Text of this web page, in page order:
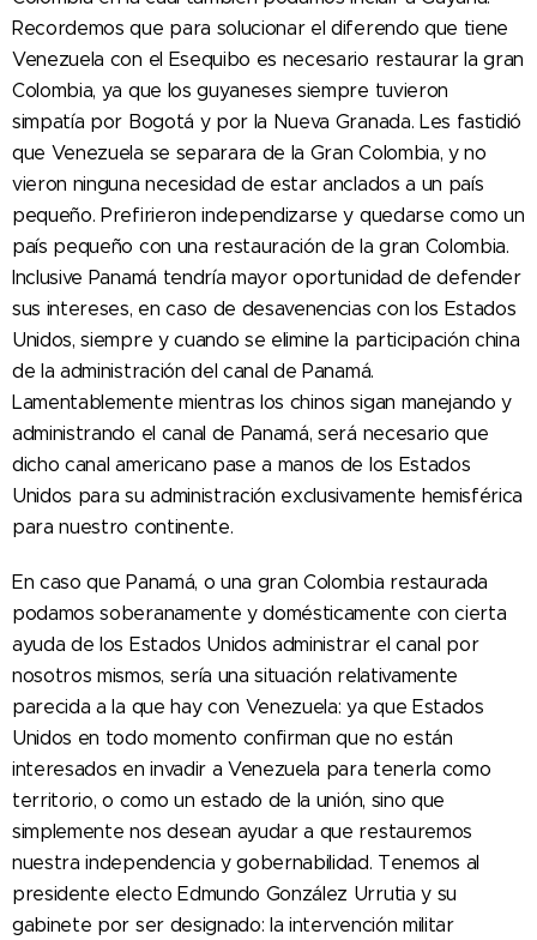
Recordemos que para solucionar el diferendo que tiene
Venezuela con el Esequibo es necesario restaurar la gran
Colombia, ya que los guyaneses siempre tuvieron
simpatía por Bogotá y por la Nueva Granada. Les fastidió
que Venezuela se separara de la Gran Colombia, y no
vieron ninguna necesidad de estar anclados a un país
pequeño. Prefirieron independizarse y quedarse como un
país pequeño con una restauración de la gran Colombia.
Inclusive Panamá tendría mayor oportunidad de defender
sus intereses, en caso de desavenencias con los Estados
Unidos, siempre y cuando se elimine la participación china
de la administración del canal de Panamá.
Lamentablemente mientras los chinos sigan manejando y
administrando el canal de Panamá, será necesario que
dicho canal americano pase a manos de los Estados
Unidos para su administración exclusivamente hemisférica
para nuestro continente.
En caso que Panamá, o una gran Colombia restaurada
podamos soberanamente y domésticamente con cierta
ayuda de los Estados Unidos administrar el canal por
nosotros mismos, sería una situación relativamente
parecida a la que hay con Venezuela: ya que Estados
Unidos en todo momento confirman que no están
interesados en invadir a Venezuela para tenerla como
territorio, o como un estado de la unión, sino que
simplemente nos desean ayudar a que restauremos
nuestra independencia y gobernabilidad. Tenemos al
presidente electo Edmundo González Urrutia y su
gabinete por ser designado: la intervención militar